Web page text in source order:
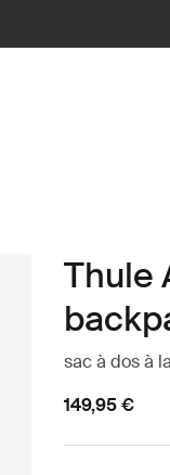
Thule
sac à dos à
149,95 €